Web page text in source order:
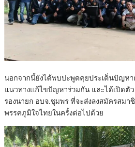
นอกจากนี้ยังได้พบปะพูดคุยประเด็นปัญห
แนวทางแก้ไขปัญหาร่วมกัน และได้เปิดตั
รองนายก อบจ.ชุมพร ที่จะส่งลงสมัครสม
พรรคภูมิใจไทยในครั้งต่อไปด้วย